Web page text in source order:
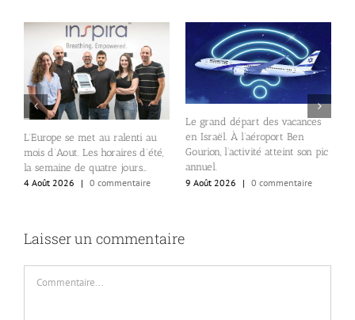
L’Europe se met au ralenti au
mois d’Aout. Les horaires d’été,
la semaine de quatre jours…
4 Août 2026
| 0 commentaire
Le grand départ des vacances
en Israël. À l’aéroport Ben
Gourion, l’activité atteint son pic
annuel.
9 Août 2026
| 0 commentaire
Laisser un commentaire